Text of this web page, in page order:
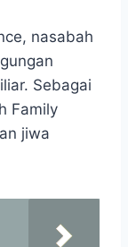
nasabah
Sebagai
Family
jiwa